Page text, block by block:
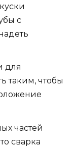
с
для
таким, чтобы
частей
сварка